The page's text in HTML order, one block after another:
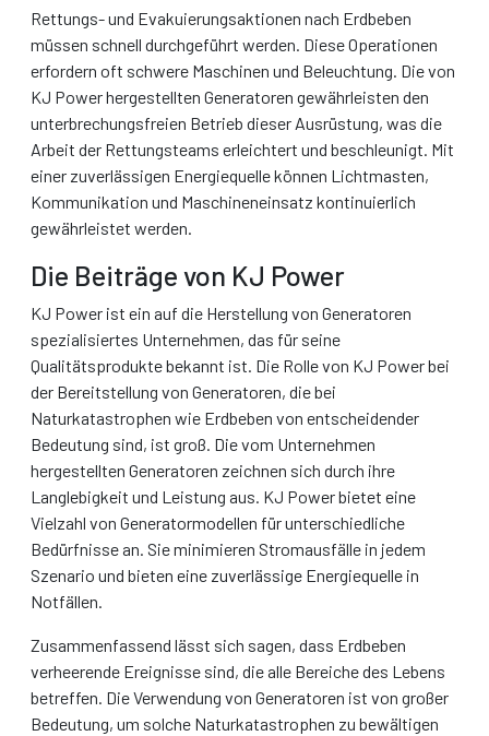
Rettungs- und Evakuierungsaktionen nach Erdbeben
müssen schnell durchgeführt werden. Diese Operationen
erfordern oft schwere Maschinen und Beleuchtung. Die von
KJ Power hergestellten Generatoren gewährleisten den
unterbrechungsfreien Betrieb dieser Ausrüstung, was die
Arbeit der Rettungsteams erleichtert und beschleunigt. Mit
einer zuverlässigen Energiequelle können Lichtmasten,
Kommunikation und Maschineneinsatz kontinuierlich
gewährleistet werden.
Die Beiträge von KJ Power
KJ Power ist ein auf die Herstellung von Generatoren
spezialisiertes Unternehmen, das für seine
Qualitätsprodukte bekannt ist. Die Rolle von KJ Power bei
der Bereitstellung von Generatoren, die bei
Naturkatastrophen wie Erdbeben von entscheidender
Bedeutung sind, ist groß. Die vom Unternehmen
hergestellten Generatoren zeichnen sich durch ihre
Langlebigkeit und Leistung aus. KJ Power bietet eine
Vielzahl von Generatormodellen für unterschiedliche
Bedürfnisse an. Sie minimieren Stromausfälle in jedem
Szenario und bieten eine zuverlässige Energiequelle in
Notfällen.
Zusammenfassend lässt sich sagen, dass Erdbeben
verheerende Ereignisse sind, die alle Bereiche des Lebens
betreffen. Die Verwendung von Generatoren ist von großer
Bedeutung, um solche Naturkatastrophen zu bewältigen